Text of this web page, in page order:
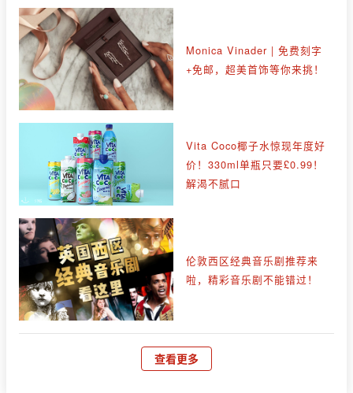
Monica Vinader | 免费刻字
+免邮，超美首饰等你来挑！
Vita Coco椰子水惊现年度好
价！330ml单瓶只要£0.99！
解渴不腻口
伦敦西区经典音乐剧推荐来
啦，精彩音乐剧不能错过！
查看更多